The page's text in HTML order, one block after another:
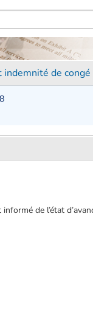
de
de l’état